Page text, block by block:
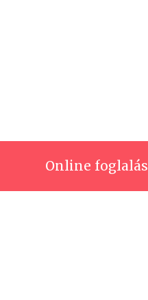
Online foglalás